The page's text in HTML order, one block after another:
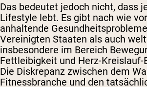
Das bedeutet jedoch nicht, dass
Lifestyle lebt. Es gibt nach wie
anhaltende
Vereinigten Staaten als auch
insbesondere im Bereich
Fettleibigkeit und Herz-Kreislauf-
Die Diskrepanz zwischen dem
Fitnessbranche und den